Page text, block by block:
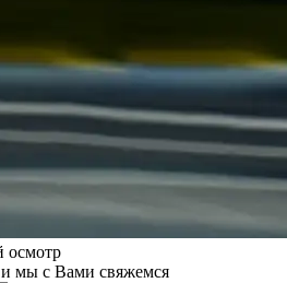
осмотр
и мы с Вами свяжемся